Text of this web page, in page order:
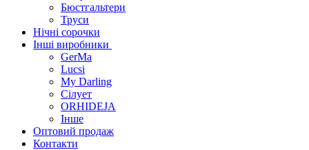
Бюстгальтери
Труси
Нічні сорочки
Інші виробники
GerMa
Lucsi
My Darling
Сілует
ORHIDEJA
Інше
Оптовий продаж
Контакти